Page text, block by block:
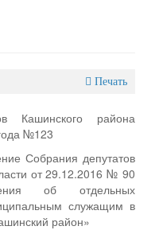
Печать
Кашинского района
№123
Собрания депутатов
от 29.12.2016 № 90
об отдельных
служащим в
район»